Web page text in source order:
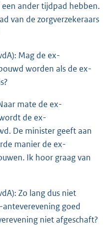
ander tijdpad hebben.
van de zorgverzekeraars
Mag de ex-
worden als de ex-
mate de ex-
de ex-
De minister geeft aan
manier de ex-
Ik hoor graag van
Zo lang dus niet
goed
niet afgeschaft?